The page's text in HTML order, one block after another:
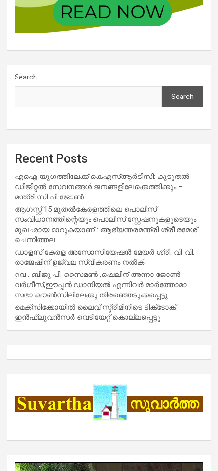
Search
Search
Recent Posts
എഐ യുഗത്തിലേക്ക് കെഎസ്ആർടിസി: കൂടുതൽ
ഡിജിറ്റൽ സേവനങ്ങൾ ജനങ്ങളിലേക്കെത്തിക്കും –
മന്ത്രി സി പി ജോൺ
ആഗസ്റ്റ് 15 മുതല്‍കേരളത്തിലെ പൊലീസ്
സംവിധാനത്തിന്റെയും പൊലീസ് സ്റ്റേഷനുകളുടെയും
മുഖഛായ മാറുകയാണ് : ആഭ്യന്തരമന്ത്രി ശ്രീ.രമേശ്
ചെന്നിത്തല
ഡാളസ് കേരള അസോസിയേഷൻ മേയർ ശ്രീ. വി. വി.
രാജേഷിന് ഉജ്വല സ്വീകരണം നൽകി
റവ . ബിജു പി. സൈമൺ ,ഷെലിന് അന്നാ ജോൺ
വർഗീസ്,ഈപ്പൻ ഡാനിയൽ എന്നിവർ മാർത്തോമാ
സഭാ കൗൺസിലിലേക്കു തിരഞ്ഞെടുക്കപ്പെട്ടു
മെക്സിക്കോയിൽ ലൈവ് സ്ട്രീമിനിടെ ടിക്‌ടോക്
ഇൻഫ്ലുവൻസർ വെടിയേറ്റ് കൊല്ലപ്പെട്ടു